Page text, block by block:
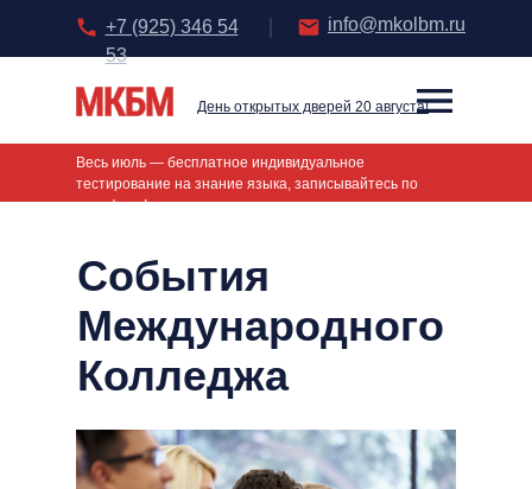
info@mkolbm.ru
+7 (925) 346 54
53
День открытых дверей 20 августа!
Весь июль — бесплатное индивидуальное
тестирование на знание языка, записывайтесь по
телефону!
Главная \ События
События
Международного
Колледжа